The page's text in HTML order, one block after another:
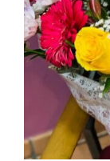
DETALLES